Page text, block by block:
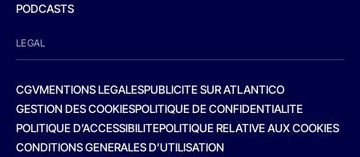
PODCASTS
LEGAL
CGVMENTIONS LEGALESPUBLICITE SUR ATLANTICO
GESTION DES COOKIESPOLITIQUE DE CONFIDENTIALITE
POLITIQUE D’ACCESSIBILITEPOLITIQUE RELATIVE AUX COOKIES
CONDITIONS GENERALES D’UTILISATION